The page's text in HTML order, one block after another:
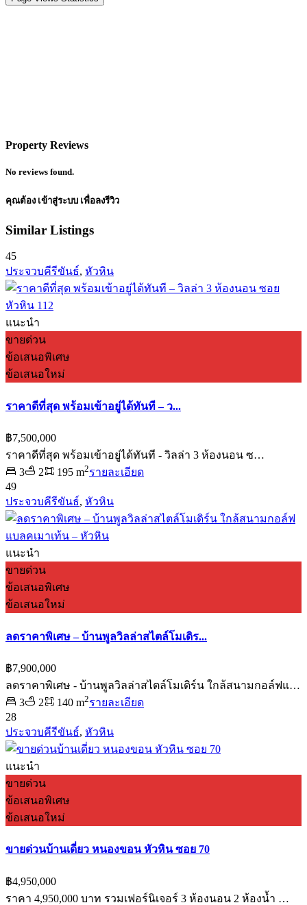
Property Reviews
No reviews found.
คุณต้อง เข้าสู่ระบบ เพื่อลงรีวิว
Similar Listings
45
ประจวบคีรีขันธ์, หัวหิน
แนะนำ
ขายด่วน
ข้อเสนอพิเศษ
ข้อเสนอใหม่
ราคาดีที่สุด พร้อมเข้าอยู่ได้ทันที – ว...
฿7,500,000
ราคาดีที่สุด พร้อมเข้าอยู่ได้ทันที - วิลล่า 3 ห้องนอน ซ…
3
2 195 m2รายละเอียด
49
ประจวบคีรีขันธ์, หัวหิน
แนะนำ
ขายด่วน
ข้อเสนอพิเศษ
ข้อเสนอใหม่
ลดราคาพิเศษ – บ้านพูลวิลล่าสไตล์โมเดิร...
฿7,900,000
ลดราคาพิเศษ - บ้านพูลวิลล่าสไตล์โมเดิร์น ใกล้สนามกอล์ฟแ…
3
2 140 m2รายละเอียด
28
ประจวบคีรีขันธ์, หัวหิน
แนะนำ
ขายด่วน
ข้อเสนอพิเศษ
ข้อเสนอใหม่
ขายด่วนบ้านเดี่ยว หนองขอน หัวหิน ซอย 70
฿4,950,000
ราคา 4,950,000 บาท รวมเฟอร์นิเจอร์ 3 ห้องนอน 2 ห้องน้ำ …